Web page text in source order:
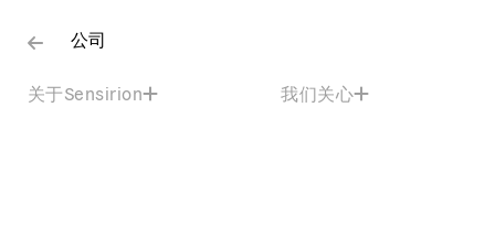
公司
关于Sensirion 我们关心